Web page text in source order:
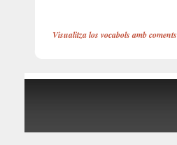
Visualitza los vocabols amb coments